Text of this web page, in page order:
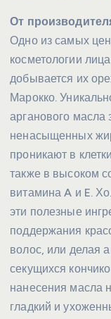
От
Одно из самых
косметологии
добывается их
Марокко.
арганового масла
ненасыщенных
проникают в
также в высоком
витамина A и E.
эти полезные
поддержания
волос, или делая
секущихся
нанесения масла
гладкий и